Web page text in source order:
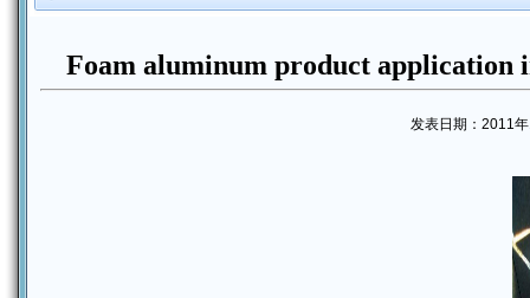
Foam aluminum product application
发表日期：